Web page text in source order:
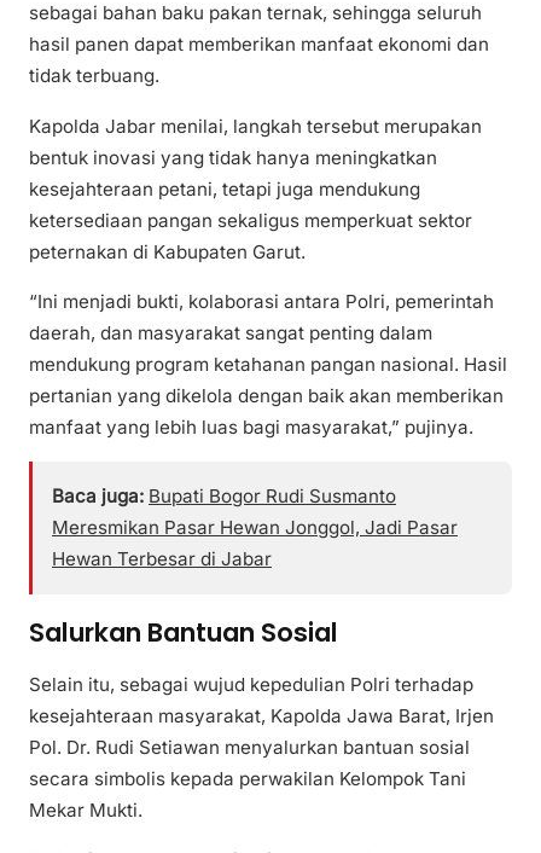
sebagai bahan baku pakan ternak, sehingga seluruh
hasil panen dapat memberikan manfaat ekonomi dan
tidak terbuang.
Kapolda Jabar menilai, langkah tersebut merupakan
bentuk inovasi yang tidak hanya meningkatkan
kesejahteraan petani, tetapi juga mendukung
ketersediaan pangan sekaligus memperkuat sektor
peternakan di Kabupaten Garut.
“Ini menjadi bukti, kolaborasi antara Polri, pemerintah
daerah, dan masyarakat sangat penting dalam
mendukung program ketahanan pangan nasional. Hasil
pertanian yang dikelola dengan baik akan memberikan
manfaat yang lebih luas bagi masyarakat,” pujinya.
Baca juga: Bupati Bogor Rudi Susmanto
Meresmikan Pasar Hewan Jonggol, Jadi Pasar
Hewan Terbesar di Jabar
Salurkan Bantuan Sosial
Selain itu, sebagai wujud kepedulian Polri terhadap
kesejahteraan masyarakat, Kapolda Jawa Barat, Irjen
Pol. Dr. Rudi Setiawan menyalurkan bantuan sosial
secara simbolis kepada perwakilan Kelompok Tani
Mekar Mukti.